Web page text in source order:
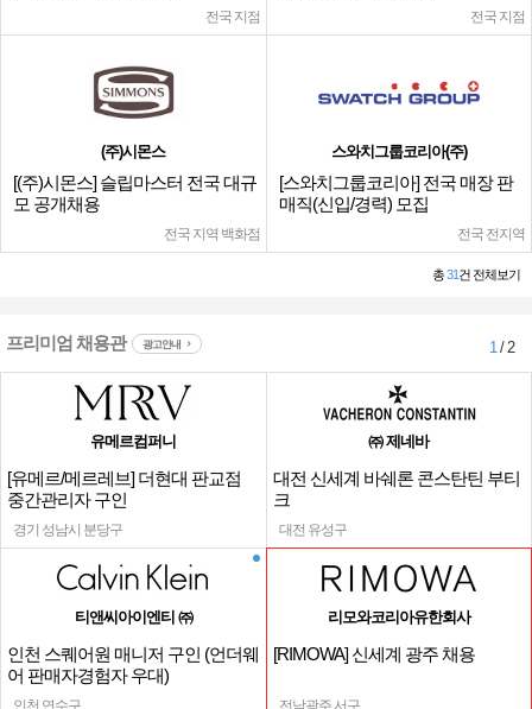
전국 지점 전국 지점
(주)시몬스
[(주)시몬스] 슬립마스터 전국 대규
모 공개채용
전국 지역 백화점
스와치그룹코리아(주)
[스와치그룹코리아] 전국 매장 판
매직(신입/경력) 모집
전국 전지역
총31건 전체보기
프리미엄 채용관 광고안내 1/ 2
유메르컴퍼니
[유메르/메르레브] 더현대 판교점
중간관리자 구인
경기 성남시 분당구
㈜ 제네바
대전 신세계 바쉐론 콘스탄틴 부티
크
대전 유성구
티앤씨아이엔티 ㈜
인천 스퀘어원 매니저 구인 (언더웨
어 판매자경험자 우대)
인천 연수구
리모와코리아유한회사
[RIMOWA] 신세계 광주 채용
전남광주 서구